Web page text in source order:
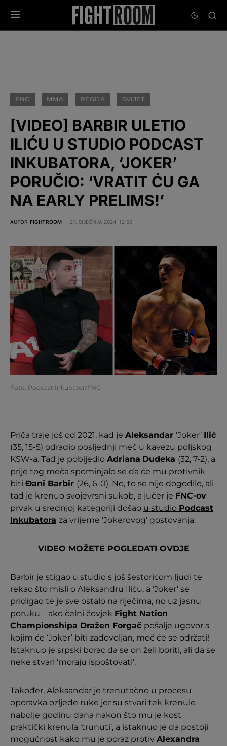
FNC MMA REGIJA SVIJET
[VIDEO] BARBIR ULETIO
ILIĆU U STUDIO PODCAST
INKUBATORA, ‘JOKER’
PORUČIO: ‘VRATIT ĆU GA
NA EARLY PRELIMS!’
AUTOR FIGHTROOM 21. SIJEČNJA 2024. 12:50
Foto: Podcast Inkubator/FNC
Priča traje još od 2021. kad je Aleksandar ‘Joker’ Ilić
(35, 15-5) odradio posljednji meč u kavezu poljskog
KSW-a. Tad je pobijedio Adriana Dudeka (32, 7-2), a
prije tog meča spominjalo se da će mu protivnik
biti Đani Barbir (26, 6-0). No, to se nije dogodilo, ali
tad je krenuo svojevrsni sukob, a jučer je FNC-ov
prvak u srednjoj kategoriji došao u studio Podcast
Inkubatora za vrijeme ‘Jokerovog’ gostovanja.
VIDEO MOŽETE POGLEDATI OVDJE
Barbir je stigao u studio s još šestoricom ljudi te
rekao što misli o Aleksandru Iliću, a ‘Joker’ se
pridigao te je sve ostalo na riječima, no uz jasnu
poruku – ako čelni čovjek Fight Nation
Championshipa Dražen Forgač pošalje ugovor s
kojim će ‘Joker’ biti zadovoljan, meč će se održati!
Istaknuo je srpski borac da se on želi boriti, ali da se
neke stvari ‘moraju ispoštovati’.
Također, Aleksandar je trenutačno u procesu
oporavka ozljede ruke jer su stvari tek krenule
nabolje godinu dana nakon što mu je kost
praktički krenula ‘trunuti’, a istaknuo je da postoji
mogućnost kako mu je poraz protiv Alexandra